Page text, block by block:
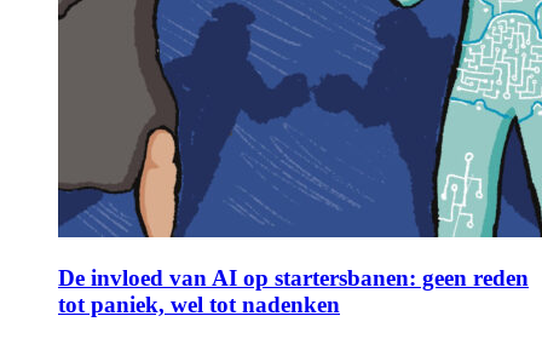
De invloed van AI op startersbanen: geen reden
tot paniek, wel tot nadenken